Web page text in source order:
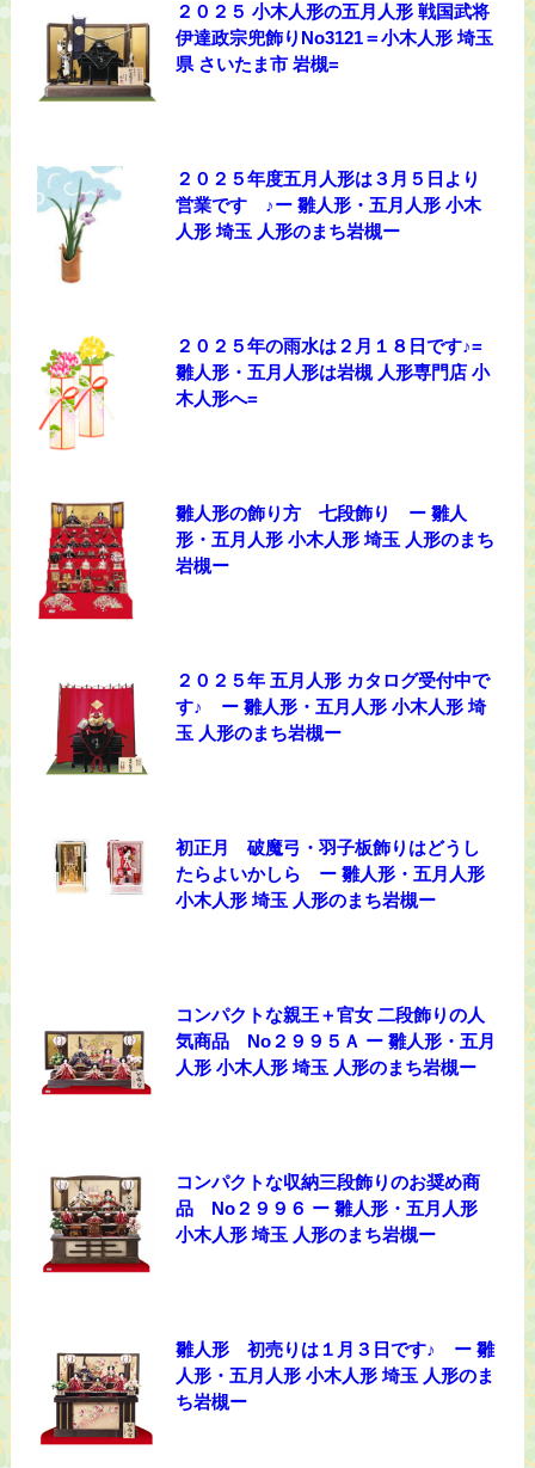
２０２５ 小木人形の五月人形 戦国武将
伊達政宗兜飾りNo3121＝小木人形 埼玉
県 さいたま市 岩槻=
２０２５年度五月人形は３月５日より
営業です ♪ー 雛人形・五月人形 小木
人形 埼玉 人形のまち岩槻ー
２０２５年の雨水は２月１８日です♪=
雛人形・五月人形は岩槻 人形専門店 小
木人形へ=
雛人形の飾り方 七段飾り ー 雛人
形・五月人形 小木人形 埼玉 人形のまち
岩槻ー
２０２５年 五月人形 カタログ受付中で
す♪ ー 雛人形・五月人形 小木人形 埼
玉 人形のまち岩槻ー
初正月 破魔弓・羽子板飾りはどうし
たらよいかしら ー 雛人形・五月人形
小木人形 埼玉 人形のまち岩槻ー
コンパクトな親王＋官女 二段飾りの人
気商品 No２９９５Ａ ー 雛人形・五月
人形 小木人形 埼玉 人形のまち岩槻ー
コンパクトな収納三段飾りのお奨め商
品 No２９９６ ー 雛人形・五月人形
小木人形 埼玉 人形のまち岩槻ー
雛人形 初売りは１月３日です♪ ー 雛
人形・五月人形 小木人形 埼玉 人形のま
ち岩槻ー